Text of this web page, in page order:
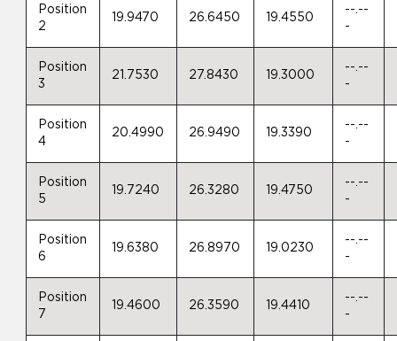
Position
2
19.9470 26.6450 19.4550
--.--
-
Position
3
21.7530 27.8430 19.3000
--.--
-
Position
4
20.4990 26.9490 19.3390
--.--
-
Position
5
19.7240 26.3280 19.4750
--.--
-
Position
6
19.6380 26.8970 19.0230
--.--
-
Position
7
19.4600 26.3590 19.4410
--.--
-